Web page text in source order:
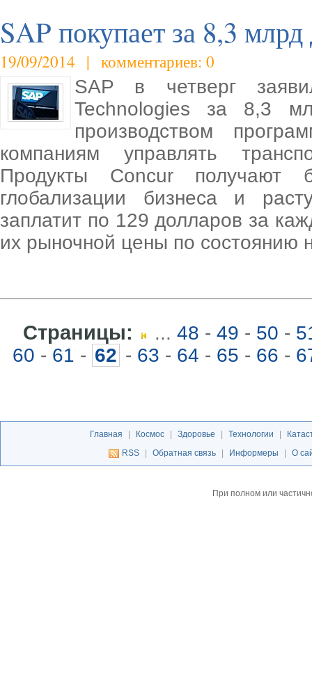
SAP покупает за 8,3
19/09/2014 | комментариев: 0
SAP в четверг
Technologies за 8,3
производством
компаниям управлять
Продукты Concur получают
глобализации бизнеса и
заплатит по 129 долларов за
их рыночной цены по состоянию
Страницы: ... 48 - 49 - 50 -
60 - 61 - 62 - 63 - 64 - 65 - 66 -
Главная Космос Здоровье Технологии
RSS
Обратная связь Информеры О
При полном или